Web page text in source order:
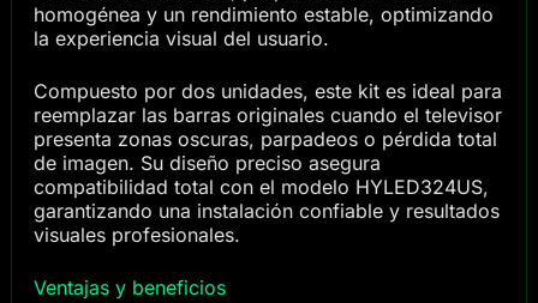
homogénea y un rendimiento estable, optimizando
la experiencia visual del usuario.
Compuesto por dos unidades, este kit es ideal para
reemplazar las barras originales cuando el televisor
presenta zonas oscuras, parpadeos o pérdida total
de imagen. Su diseño preciso asegura
compatibilidad total con el modelo HYLED324US,
garantizando una instalación confiable y resultados
visuales profesionales.
Ventajas y beneficios